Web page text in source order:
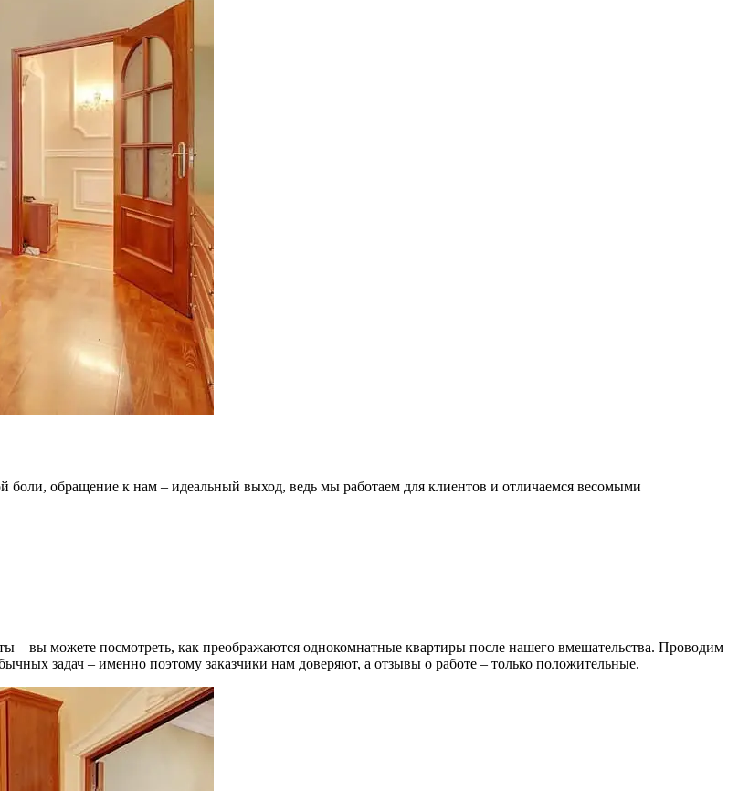
обращение к нам – идеальный выход, ведь мы работаем для клиентов и отличаемся весомыми
– вы можете посмотреть, как преображаются однокомнатные квартиры после нашего вмешательства. Проводим
задач – именно поэтому заказчики нам доверяют, а отзывы о работе – только положительные.